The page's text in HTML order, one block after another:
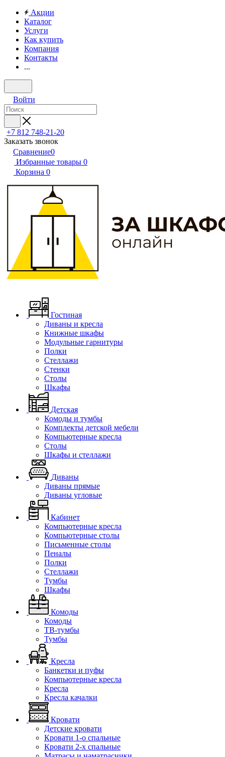
Акции
Каталог
Услуги
Как купить
Компания
Контакты
...
Войти
+7 812 748-21-20
Заказать звонок
Сравнение0
Избранные товары 0
Корзина 0
Гостиная
Диваны и кресла
Книжные шкафы
Модульные гарнитуры
Полки
Стеллажи
Стенки
Столы
Шкафы
Детская
Комоды и тумбы
Комплекты детской мебели
Компьютерные кресла
Столы
Шкафы и стеллажи
Диваны
Диваны прямые
Диваны угловые
Кабинет
Компьютерные кресла
Компьютерные столы
Письменные столы
Пеналы
Полки
Стеллажи
Тумбы
Шкафы
Комоды
Комоды
ТВ-тумбы
Тумбы
Кресла
Банкетки и пуфы
Компьютерные кресла
Кресла
Кресла качалки
Кровати
Детские кровати
Кровати 1-о спальные
Кровати 2-х спальные